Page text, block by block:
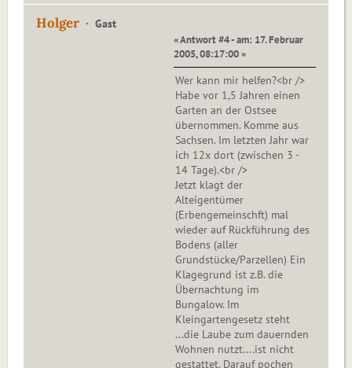
Holger Gast
« Antwort #4 - am: 17. Februar
2005, 08:17:00 »
Wer kann mir helfen?<br />
Habe vor 1,5 Jahren einen
Garten an der Ostsee
übernommen. Komme aus
Sachsen. Im letzten Jahr war
ich 12x dort (zwischen 3 -
14 Tage).<br />
Jetzt klagt der
Alteigentümer
(Erbengemeinschft) mal
wieder auf Rückführung des
Bodens (aller
Grundstücke/Parzellen) Ein
Klagegrund ist z.B. die
Übernachtung im
Bungalow. Im
Kleingartengesetz steht
...die Laube zum dauernden
Wohnen nutzt....ist nicht
gestattet. Darauf pochen